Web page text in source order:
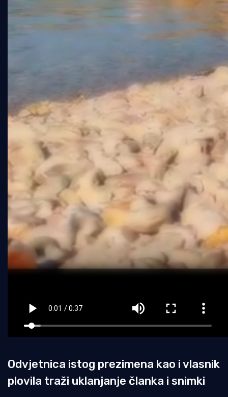
Odvjetnica istog prezimena kao i vlasnik
plovila traži uklanjanje članka i snimki